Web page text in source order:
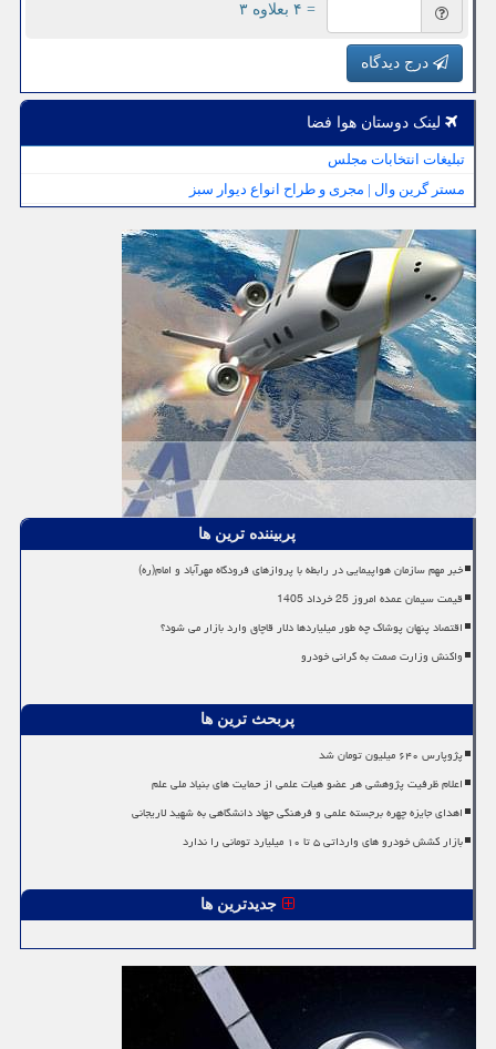
= ۴ بعلاوه ۳
درج دیدگاه
لینک دوستان هوا فضا
تبلیغات انتخابات مجلس
مستر گرین وال | مجری و طراح انواع دیوار سبز
پربیننده ترین ها
خبر مهم سازمان هواپیمایی در رابطه با پروازهای فرودگاه مهرآباد و امام(ره)
قیمت سیمان عمده امروز 25 خرداد 1405
اقتصاد پنهان پوشاک چه طور میلیاردها دلار قاچاق وارد بازار می شود؟
واکنش وزارت صمت به گرانی خودرو
پربحث ترین ها
پژوپارس ۶۴۰ میلیون تومان شد
اعلام ظرفیت پژوهشی هر عضو هیات علمی از حمایت های بنیاد ملی علم
اهدای جایزه چهره برجسته علمی و فرهنگی جهاد دانشگاهی به شهید لاریجانی
بازار کشش خودرو های وارداتی ۵ تا ۱۰ میلیارد تومانی را ندارد
جدیدترین ها